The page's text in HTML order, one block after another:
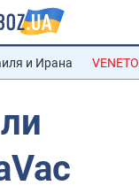
и Ирана VENETO